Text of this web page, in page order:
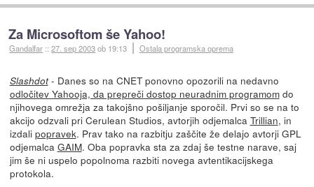
Za Microsoftom še Yahoo!
Gandalfar ::27. sep 2003ob 19:13 Ostala programska oprema
Slashdot- Danes so na CNET ponovno opozorili na nedavno
odločitev Yahooja, da prepreči dostop neuradnim programomdo
njihovega omrežja za takojšno pošiljanje sporočil. Prvi so se na to
akcijo odzvali pri Cerulean Studios, avtorjih odjemalca Trillian, in
izdali popravek. Prav tako na razbitju zaščite že delajo avtorji GPL
odjemalca GAIM. Oba popravka sta za zdaj še testne narave, saj
jim še ni uspelo popolnoma razbiti novega avtentikacijskega
protokola.